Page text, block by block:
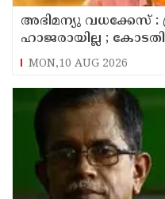
അഭിമന്യു വധക്കേസ് :
ഹാജരായില്ല ;
ബുദ്ധിമുട്ടെന്ന് പ്രതികൾ
MON,10 AUG 2026